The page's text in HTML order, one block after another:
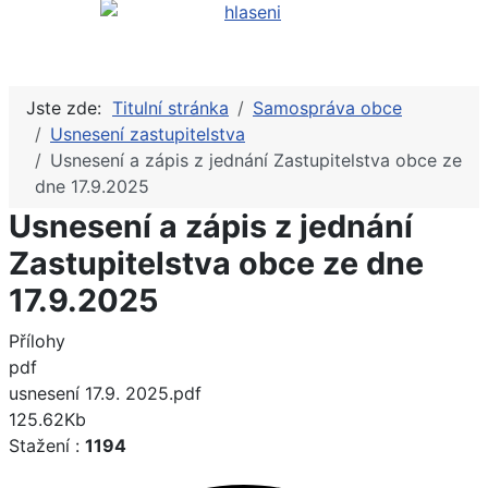
Jste zde: Titulní stránka
Samospráva obce
Usnesení zastupitelstva
Usnesení a zápis z jednání Zastupitelstva obce ze
dne 17.9.2025
Usnesení a zápis z jednání
Zastupitelstva obce ze dne
17.9.2025
Přílohy
pdf
usnesení 17.9. 2025.pdf
125.62Kb
Stažení : 1194